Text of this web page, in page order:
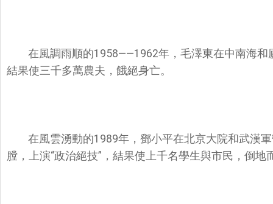
在風調雨順的1958——1962年，毛澤東在中南海和
結果使三千多萬農夫，餓絕身亡。
在風雲湧動的1989年，鄧小平在北京大院和武漢
膛，上演“政治絕技”，結果使上千名學生與市民，倒地